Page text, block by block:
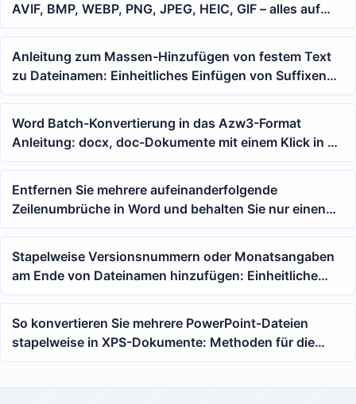
AVIF, BMP, WEBP, PNG, JPEG, HEIC, GIF – alles auf
einmal verarbeiten
Anleitung zum Massen-Hinzufügen von festem Text
zu Dateinamen: Einheitliches Einfügen von Suffixen
vor der Erweiterung
Word Batch-Konvertierung in das Azw3-Format
Anleitung: docx, doc-Dokumente mit einem Klick in E-
Book-Dateien umwandeln
Entfernen Sie mehrere aufeinanderfolgende
Zeilenumbrüche in Word und behalten Sie nur einen
bei
Stapelweise Versionsnummern oder Monatsangaben
am Ende von Dateinamen hinzufügen: Einheitliche
Benennungsmethode für große Dokumentenmengen
So konvertieren Sie mehrere PowerPoint-Dateien
stapelweise in XPS-Dokumente: Methoden für die
Stapelkonvertierung von PPT, PPS und POT